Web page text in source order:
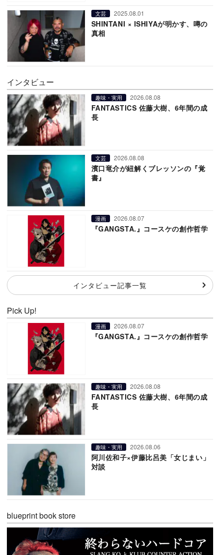
文芸 2025.08.01
SHINTANI × ISHIYAが明かす、噂の
真相
インタビュー
趣味・実用 2026.08.08
FANTASTICS 佐藤大樹、6年間の成
長
文芸 2026.08.08
濱口竜介が紐解くブレッソンの『覚
書』
漫画 2026.08.07
『GANGSTA.』コースケの創作哲学
インタビュー記事一覧
Pick Up!
漫画 2026.08.07
『GANGSTA.』コースケの創作哲学
趣味・実用 2026.08.08
FANTASTICS 佐藤大樹、6年間の成
長
趣味・実用 2026.08.06
阿川佐和子×伊藤比呂美「女じまい」
対談
blueprint book store